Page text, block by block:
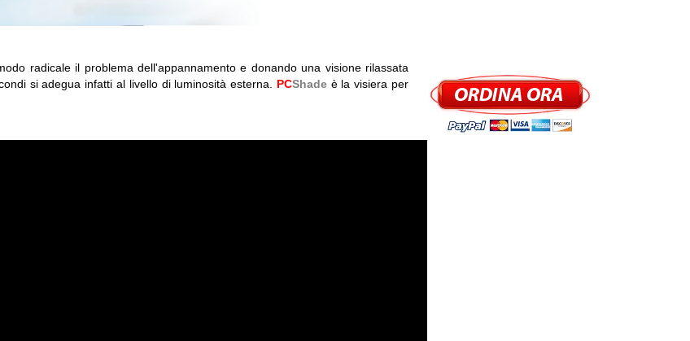
radicale il problema dell'appannamento e donando una visione rilassata
si adegua infatti al livello di luminosità esterna. PCShadeè la visiera per